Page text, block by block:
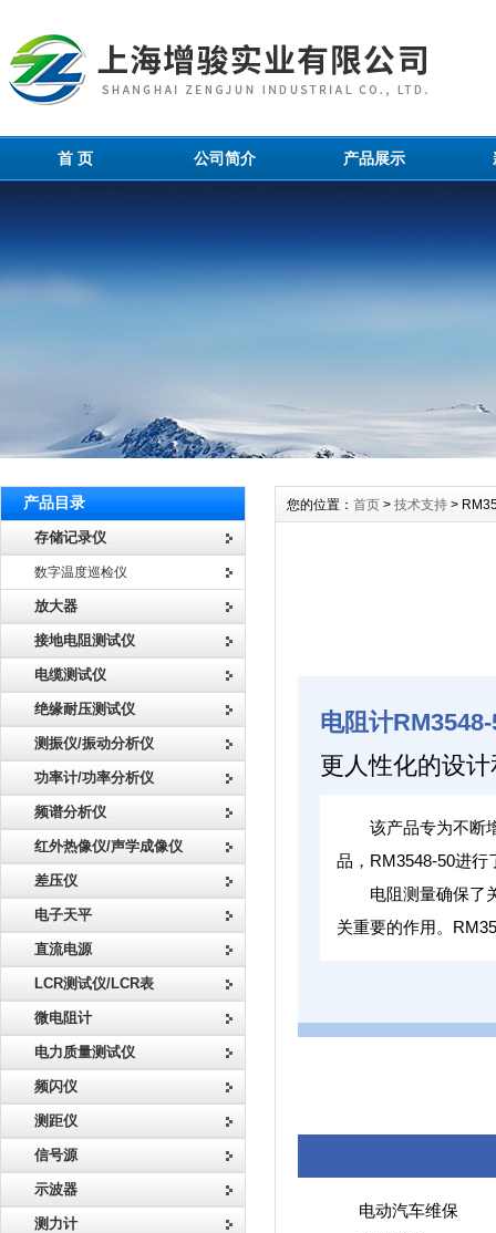
首 页 公司简介 产品展示
产品目录
存储记录仪
数字温度巡检仪
放大器
接地电阻测试仪
电缆测试仪
绝缘耐压测试仪
测振仪/振动分析仪
功率计/功率分析仪
频谱分析仪
红外热像仪/声学成像仪
差压仪
电子天平
直流电源
LCR测试仪/LCR表
微电阻计
电力质量测试仪
频闪仪
测距仪
信号源
示波器
测力计
您的位置： 首页 > 技术支持 >
电阻计
更人性化的设
该产品专为不断
品，RM3548-50进行
电阻测量确保了
关重要的作用。
电动汽车维保